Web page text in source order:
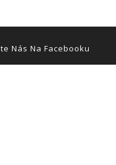
Nás Na Facebooku